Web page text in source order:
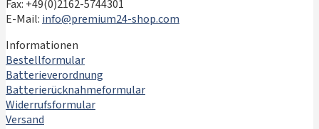
Fax: +49(0)2162-5744301
E-Mail: info@premium24-shop.com
Informationen
Bestellformular
Batterieverordnung
Batterierücknahmeformular
Widerrufsformular
Versand